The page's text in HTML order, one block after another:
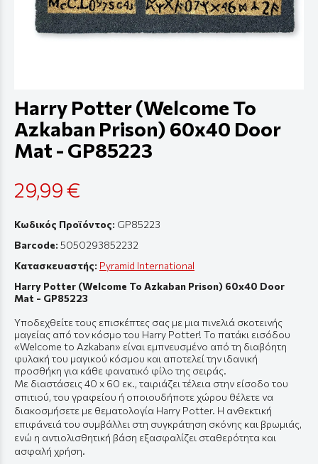
Harry Potter (Welcome To
Azkaban Prison) 60x40 Door
Mat - GP85223
29,99 €
Κωδικός Προϊόντος: GP85223
Barcode: 5050293852232
Κατασκευαστής: Pyramid International
Harry Potter (Welcome To Azkaban Prison) 60x40 Door
Mat - GP85223
Υποδεχθείτε τους επισκέπτες σας με μια πινελιά σκοτεινής
μαγείας από τον κόσμο του Harry Potter! Το πατάκι εισόδου
«Welcome to Azkaban» είναι εμπνευσμένο από τη διαβόητη
φυλακή του μαγικού κόσμου και αποτελεί την ιδανική
προσθήκη για κάθε φανατικό φίλο της σειράς.
Με διαστάσεις 40 x 60 εκ., ταιριάζει τέλεια στην είσοδο του
σπιτιού, του γραφείου ή οποιουδήποτε χώρου θέλετε να
διακοσμήσετε με θεματολογία Harry Potter. Η ανθεκτική
επιφάνειά του συμβάλλει στη συγκράτηση σκόνης και βρωμιάς,
ενώ η αντιολισθητική βάση εξασφαλίζει σταθερότητα και
ασφαλή χρήση.